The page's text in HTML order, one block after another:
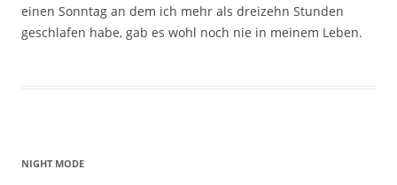
einen Sonntag an dem ich mehr als dreizehn Stunden
geschlafen habe, gab es wohl noch nie in meinem Leben.
NIGHT MODE